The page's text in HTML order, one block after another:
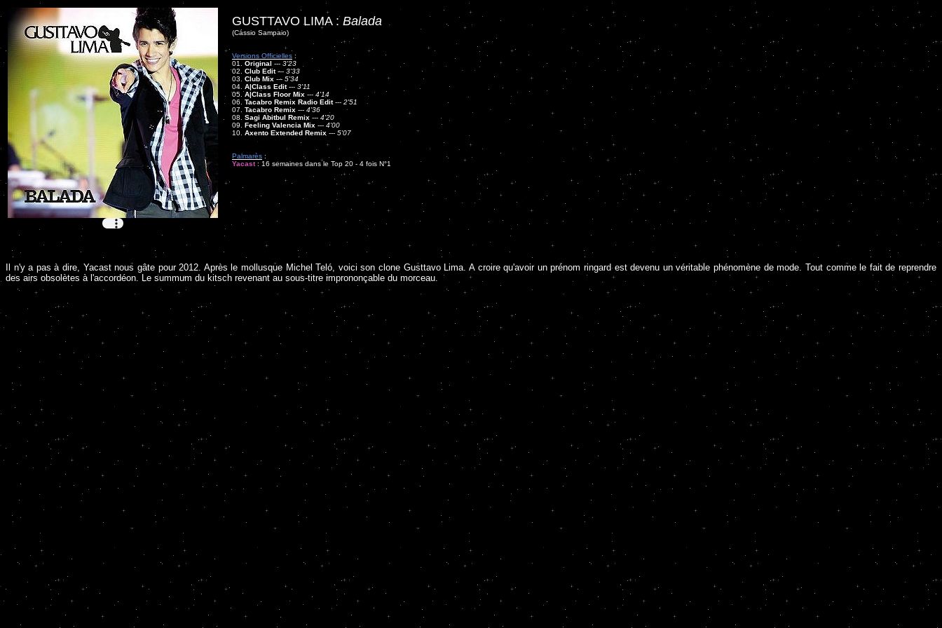
GUSTTAVO LIMA : Balada
(Cássio Sampaio)
Versions Officielles :
01. Original --- 3'23
02. Club Edit--- 3'33
03.Club Mix --- 5'34
04. A|Class Edit--- 3'11
05.A|Class Floor Mix --- 4'14
06. Tacabro Remix Radio Edit--- 2'51
07. Tacabro Remix --- 4'36
08. Sagi Abitbul Remix --- 4'20
09. Feeling Valencia Mix --- 4'00
10. Axento Extended Remix --- 5'07
Palmarès :
Yacast: 16 semaines dans le Top 20 - 4 fois N°1
Il n'y a pas à dire, Yacast nous gâte pour 2012. Après le mollusque Michel Teló, voici son clone Gusttavo Lima. A croire qu'avoir un prénom ringard est devenu un véritable phénomène de mode. Tout comme le fait de reprendre
des airs obsolètes à l'accordéon. Le summum du kitsch revenant au sous-titre imprononçable du morceau.